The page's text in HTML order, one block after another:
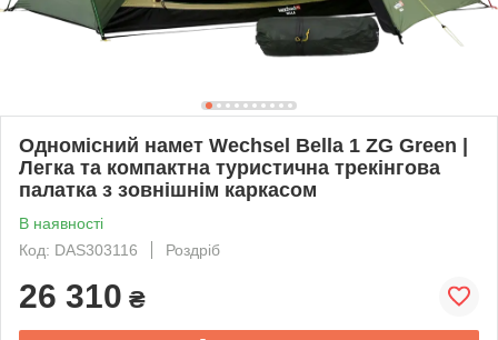
Одномісний намет Wechsel Bella 1 ZG Green |
Легка та компактна туристична трекінгова
палатка з зовнішнім каркасом
В наявності
Код: DAS303116
Роздріб
26 310 ₴